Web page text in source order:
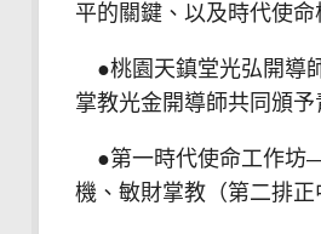
平的關鍵、以及時代使
●桃園天鎮堂光弘開導
掌教光金開導師共同頒
●第一時代使命工作坊
機、敏財掌教（第二排